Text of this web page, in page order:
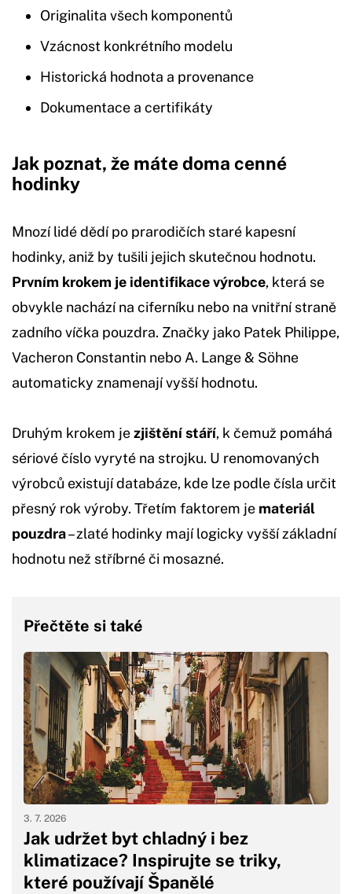
Originalita všech komponentů
Vzácnost konkrétního modelu
Historická hodnota a provenance
Dokumentace a certifikáty
Jak poznat, že máte doma cenné
hodinky
Mnozí lidé dědí po prarodičích staré kapesní
hodinky, aniž by tušili jejich skutečnou hodnotu.
Prvním krokem je identifikace výrobce, která se
obvykle nachází na ciferníku nebo na vnitřní straně
zadního víčka pouzdra. Značky jako Patek Philippe,
Vacheron Constantin nebo A. Lange & Söhne
automaticky znamenají vyšší hodnotu.
Druhým krokem jezjištění stáří, k čemuž pomáhá
sériové číslo vyryté na strojku. U renomovaných
výrobců existují databáze, kde lze podle čísla určit
přesný rok výroby. Třetím faktorem je materiál
pouzdra– zlaté hodinky mají logicky vyšší základní
hodnotu než stříbrné či mosazné.
Přečtěte si také
Jak udržet byt chladný i bez
klimatizace? Inspirujte se triky,
které používají Španělé
3. 7. 2026